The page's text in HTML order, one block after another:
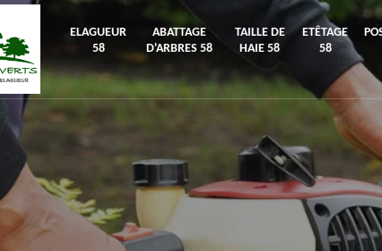
ELAGUEUR
58
ABATTAGE
D'ARBRES 58
TAILLE DE
HAIE 58
ETÊTAGE
58